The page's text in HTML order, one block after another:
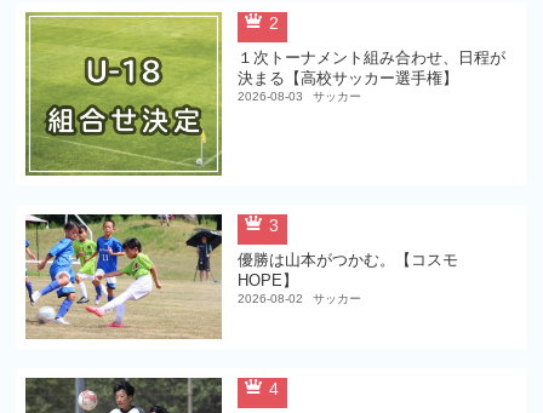
2
１次トーナメント組み合わせ、日程が
決まる【高校サッカー選手権】
2026-08-03 サッカー
3
優勝は山本がつかむ。【コスモ
HOPE】
2026-08-02 サッカー
4